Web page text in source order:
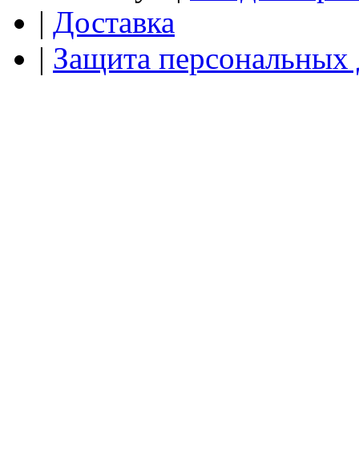
| Доставка
| Защита